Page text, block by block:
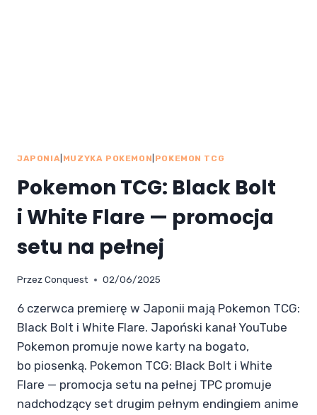
JAPONIA MUZYKA POKEMON POKEMON TCG
Pokemon TCG: Black Bolt
i White Flare — promocja
setu na pełnej
Przez Conquest 02/06/2025
6 czerwca premierę w Japonii mają Pokemon TCG:
Black Bolt i White Flare. Japoński kanał YouTube
Pokemon promuje nowe karty na bogato,
bo piosenką. Pokemon TCG: Black Bolt i White
Flare — promocja setu na pełnej TPC promuje
nadchodzący set drugim pełnym endingiem anime